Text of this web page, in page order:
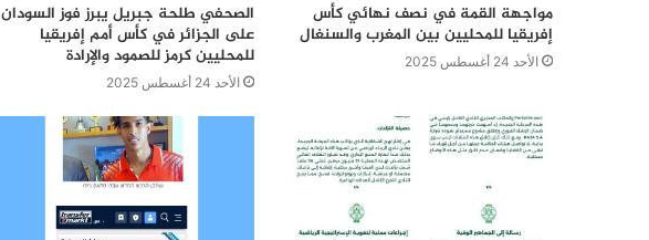
مواجهة القمة في نصف نهائي كأس
إفريقيا للمحليين بين المغرب والسنغال
الأحد 24 أغسطس 2025
الصحفي طلحة جبريل يبرز فوز السودان
على الجزائر في كأس أمم إفريقيا
للمحليين كرمز للصمود والإرادة
الأحد 24 أغسطس 2025